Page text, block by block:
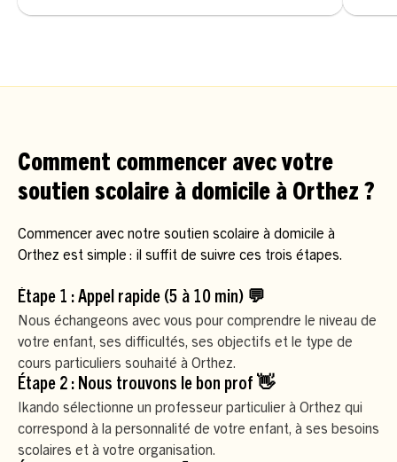
Comment commencer avec votre
soutien scolaire à domicile à Orthez ?
Commencer avec notre soutien scolaire à domicile à
Orthez est simple : il suffit de suivre ces trois étapes.
Étape 1 : Appel rapide (5 à 10 min) 💬
Nous échangeons avec vous pour comprendre le niveau de
votre enfant, ses difficultés, ses objectifs et le type de
cours particuliers souhaité à Orthez.
Étape 2 : Nous trouvons le bon prof 👋
Ikando sélectionne un professeur particulier à Orthez qui
correspond à la personnalité de votre enfant, à ses besoins
scolaires et à votre organisation.